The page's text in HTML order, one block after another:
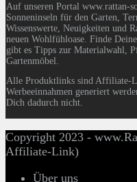
Auf unseren Portal www.rattan-
Sonneninseln für den Garten,
Wissenswerte, Neuigkeiten und
neuen Wohlfühloase. Finde
gibt es Tipps zur Materialwahl,
Gartenmöbel.
Alle Produktlinks sind Affiliate-
Werbeeinnahmen generiert
Dich dadurch nicht.
Copyright 2023 -
Affiliate-Link)
Über uns